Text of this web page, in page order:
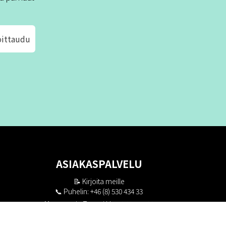
ASIAKASPALVELU
📝 Kirjoita meille
📞 Puhelin: +46 (8) 530 434 33
Maanantai - Torstai klo 10.00 - 17.00